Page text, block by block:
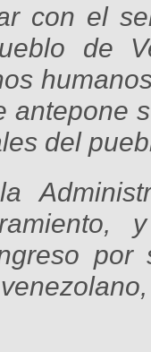
con el
de
antepone
del
por